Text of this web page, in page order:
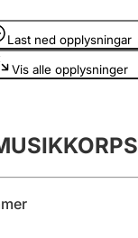
slette
Last ned opplysningar
Vis alle opplysninger